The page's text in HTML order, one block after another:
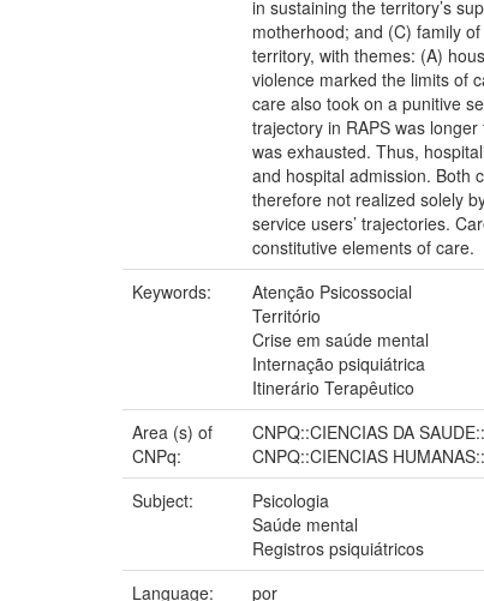
in sustaining the territory’s
motherhood; and (C) family
territory, with themes: (A)
violence marked the limits of
care also took on a punitive
trajectory in RAPS was
was exhausted. Thus,
and hospital admission. Both
therefore not realized solely
service users’ trajectories.
constitutive elements of care.
Keywords:
Atenção Psicossocial
Território
Crise em saúde mental
Internação psiquiátrica
Itinerário Terapêutico
Area (s) of
CNPq:
CNPQ::CIENCIAS DA
CNPQ::CIENCIAS
Subject:
Psicologia
Saúde mental
Registros psiquiátricos
Language:
por